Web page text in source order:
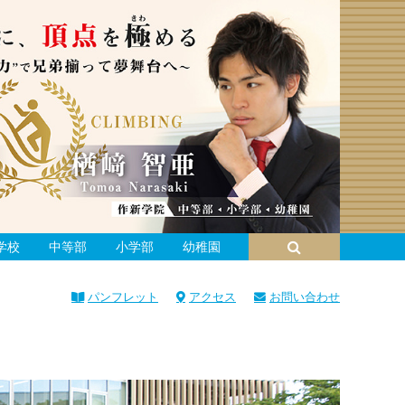
校 中等部 小学部 幼稚園
パンフレット アクセス お問い合わせ